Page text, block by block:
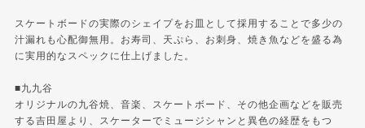
スケートボードの実際のシェイプをお皿として採用することで多少の
汁漏れも心配御無用。お寿司、天ぷら、お刺身、焼き魚などを盛る為
に実用的なスペックに仕上げました。
■九九谷
オリジナルの九谷焼、音楽、スケートボード、その他企画などを販売
する吉田屋より、スケーターでミュージシャンと異色の経歴をもつ